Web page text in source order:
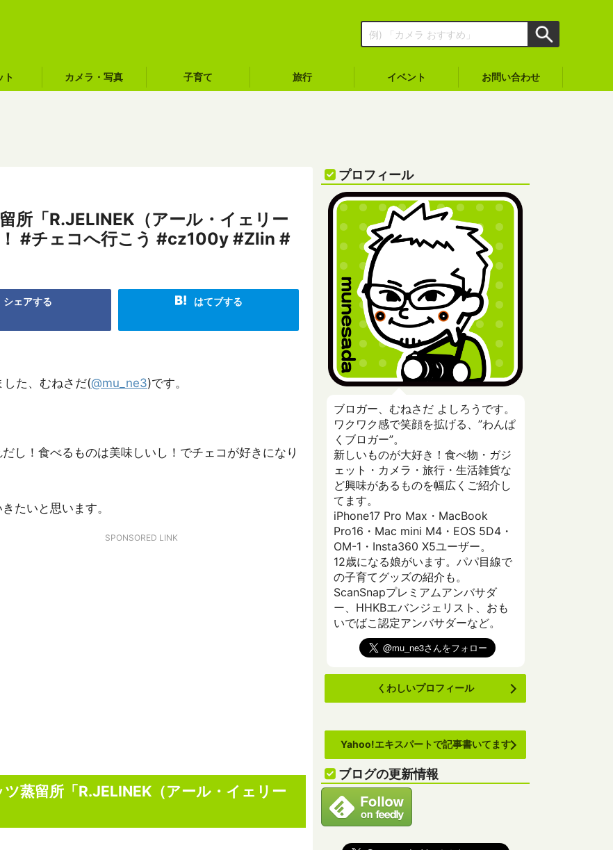
ト カメラ・写真 子育て 旅行 イベント お問い合わせ
所「R.JELINEK（アール・イェリー
#チェコへ行こう #cz100y #Zlin #
シェアする はてブする
した、むねさだ(@mu_ne3)です。
し！食べるものは美味しいし！でチェコが好きになり
たいと思います。
SPONSORED LINK
蒸留所「R.JELINEK（アール・イェリー
プロフィール
ブロガー、むねさだ よしろうです。
ワクワク感で笑顔を拡げる、”わんぱ
くブロガー”。
新しいものが大好き！食べ物・ガジ
ェット・カメラ・旅行・生活雑貨な
ど興味があるものを幅広くご紹介し
てます。
iPhone17 Pro Max・MacBook
Pro16・Mac mini M4・EOS 5D4・
OM-1・Insta360 X5ユーザー。
12歳になる娘がいます。パパ目線で
の子育てグッズの紹介も。
ScanSnapプレミアムアンバサダ
ー、HHKBエバンジェリスト、おも
いでばこ認定アンバサダーなど。
くわしいプロフィール
Yahoo!エキスパートで記事書いてます
ブログの更新情報